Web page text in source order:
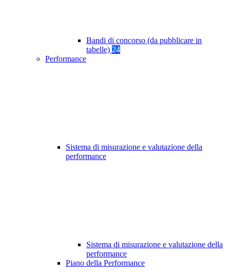
Bandi di concorso (da pubblicare in
tabelle) 24
Performance
Sistema di misurazione e valutazione della
performance
Sistema di misurazione e valutazione della
performance
Piano della Performance